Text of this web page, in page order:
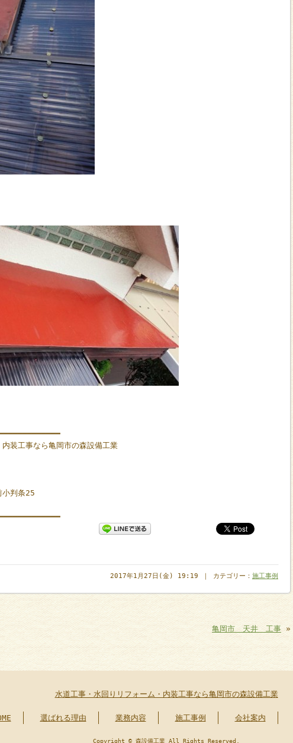
装工事なら亀岡市の森設備工業
小判条25
2017年1月27日(金) 19:19 ｜ カテゴリー： 施工事例
亀岡市 天井 工事 »
水道工事・水回りリフォーム・内装工事なら亀岡市の森設備工業
選ばれる理由 業務内容 施工事例 会社案内
Copyright © 森設備工業 All Rights Reserved.